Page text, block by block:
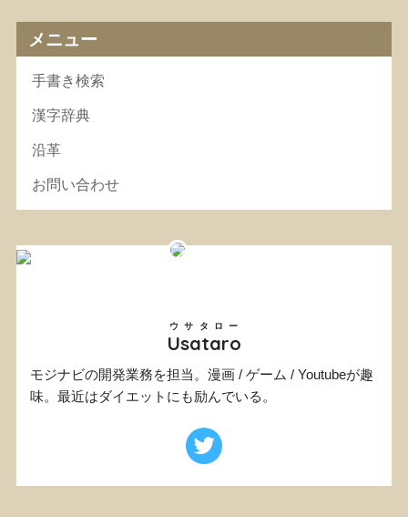
メニュー
手書き検索
漢字辞典
沿革
お問い合わせ
Usataro
ウサタロー
モジナビの開発業務を担当。漫画 / ゲーム / Youtubeが趣
味。最近はダイエットにも励んでいる。